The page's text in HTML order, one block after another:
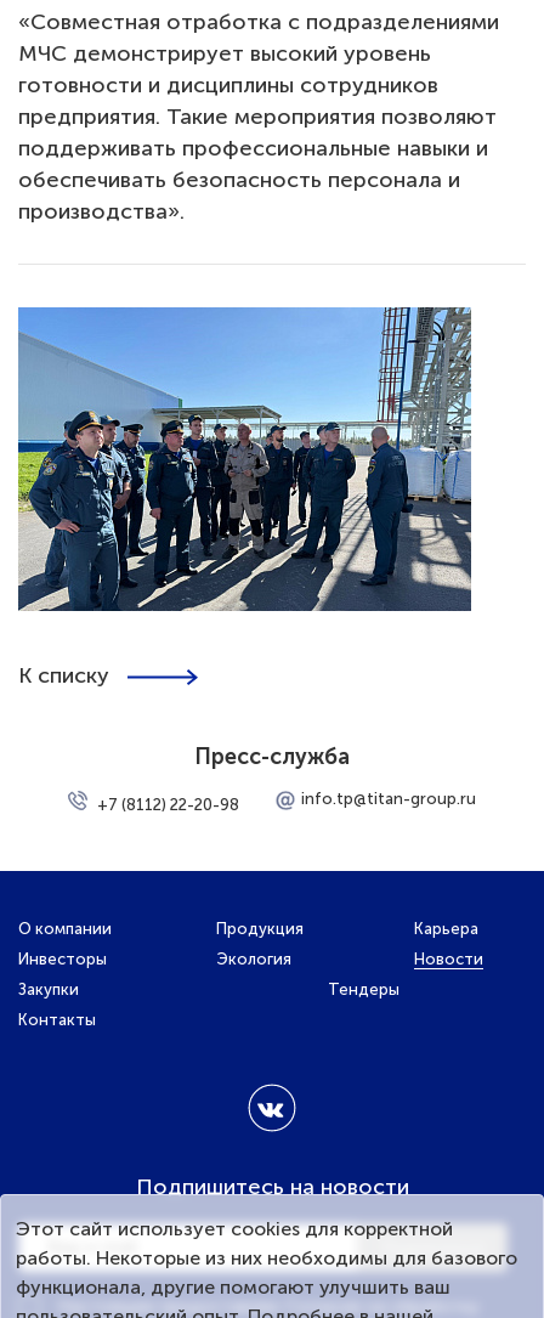
«Совместная отработка с подразделениями
МЧС демонстрирует высокий уровень
готовности и дисциплины сотрудников
предприятия. Такие мероприятия позволяют
поддерживать профессиональные навыки и
обеспечивать безопасность персонала и
производства».
К списку
Пресс-служба
+7 (8112) 22-20-98 info.tp@titan-group.ru
О компании Продукция
Карьера
Инвесторы
Экология
Новости
Закупки
Тендеры
Контакты
Подпишитесь на новости
Подписаться
Настоящим предоставляю Согласие на обработку
Этот сайт использует cookies для корректной
работы. Некоторые из них необходимы для базового
функционала, другие помогают улучшить ваш